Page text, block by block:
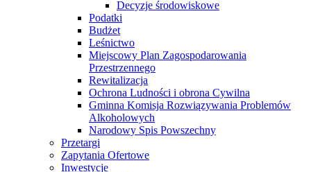
Decyzje środowiskowe
Podatki
Budżet
Leśnictwo
Miejscowy Plan Zagospodarowania
Przestrzennego
Rewitalizacja
Ochrona Ludności i obrona Cywilna
Gminna Komisja Rozwiązywania Problemów
Alkoholowych
Narodowy Spis Powszechny
Przetargi
Zapytania Ofertowe
Inwestycje